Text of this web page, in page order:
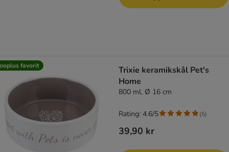
favorit
Trixie keramikskål Pet's
Home
800 ml, Ø 16 cm
39,90 kr
Rating: 4.6/5 (5)